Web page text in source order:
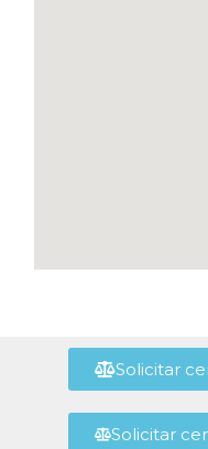
Solicitar
Solicitar